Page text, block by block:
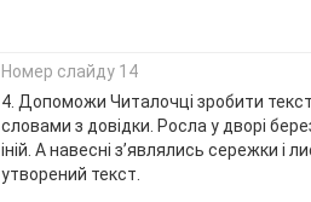
Номер слайду 14
4. Допоможи Читалочці зробити
словами з довідки. Росла у дворі
іній. А навесні з’являлись сережки і
утворений текст.